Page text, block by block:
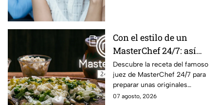
Con el estilo de un
MasterChef 24/7: así
prepara el Chef Herrera
unas enfrijoladas al
chipotle
Descubre la receta del famoso
juez de MasterChef 24/7 para
preparar unas originales
enfrijoladas con una salsa llena
07 agosto, 2026